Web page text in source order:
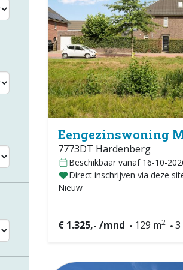
Eengezinswoning
7773DT Hardenberg
Beschikbaar vanaf 16-10-
Direct inschrijven via deze
Nieuw
€ 1.325,- /mnd 129 m2 3